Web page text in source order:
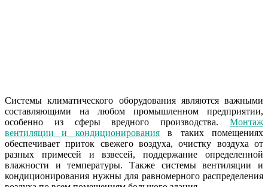
Системы климатического оборудования являются важными
составляющими на любом промышленном предприятии,
особенно из сферы вредного производства. Монтаж
вентиляции и кондиционированияв таких помещениях
обеспечивает приток свежего воздуха, очистку воздуха от
разных примесей и взвесей, поддержание определенной
влажности и температуры. Также системы вентиляции и
кондиционирования нужны для равномерного распределения